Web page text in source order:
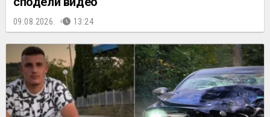
09.08.2026. 13:24